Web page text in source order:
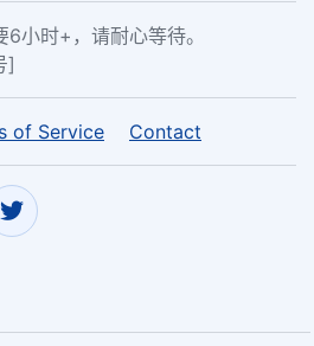
小时+，请耐心等待。
]
of Service Contact